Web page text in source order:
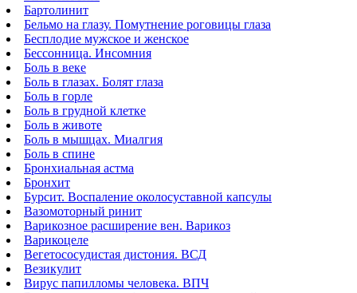
Бартолинит
Бельмо на глазу. Помутнение роговицы глаза
Бесплодие мужское и женское
Бессонница. Инсомния
Боль в веке
Боль в глазах. Болят глаза
Боль в горле
Боль в грудной клетке
Боль в животе
Боль в мышцах. Миалгия
Боль в спине
Бронхиальная астма
Бронхит
Бурсит. Воспаление околосуставной капсулы
Вазомоторный ринит
Варикозное расширение вен. Варикоз
Варикоцеле
Вегетососудистая дистония. ВСД
Везикулит
Вирус папилломы человека. ВПЧ